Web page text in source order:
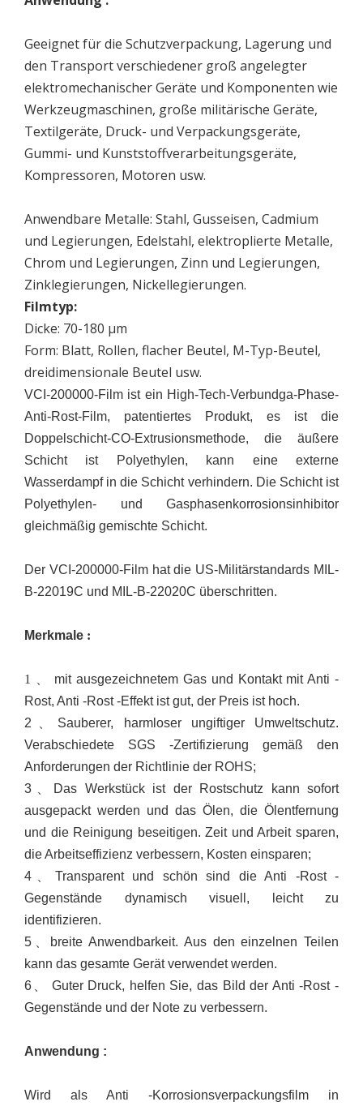
Geeignet für die Schutzverpackung, Lagerung und
den Transport verschiedener groß angelegter
elektromechanischer Geräte und Komponenten wie
Werkzeugmaschinen, große militärische Geräte,
Textilgeräte, Druck- und Verpackungsgeräte,
Gummi- und Kunststoffverarbeitungsgeräte,
Kompressoren, Motoren usw.
Anwendbare Metalle: Stahl, Gusseisen, Cadmium
und Legierungen, Edelstahl, elektroplierte Metalle,
Chrom und Legierungen, Zinn und Legierungen,
Zinklegierungen, Nickellegierungen.
Filmtyp:
Dicke: 70-180 μm
Form: Blatt, Rollen, flacher Beutel, M-Typ-Beutel,
dreidimensionale Beutel usw.
VCI-200000-Film ist ein High-Tech-Verbundga-Phase-
Anti-Rost-Film, patentiertes Produkt, es ist die
Doppelschicht-CO-Extrusionsmethode, die äußere
Schicht ist Polyethylen, kann eine externe
Wasserdampf in die Schicht verhindern. Die Schicht ist
Polyethylen- und Gasphasenkorrosionsinhibitor
gleichmäßig gemischte Schicht.
Der VCI-200000-Film hat die US-Militärstandards MIL-
B-22019C und MIL-B-22020C überschritten.
Merkmale :
1 、 mit ausgezeichnetem Gas und Kontakt mit Anti -
Rost, Anti -Rost -Effekt ist gut, der Preis ist hoch.
2
Sauberer, harmloser ungiftiger Umweltschutz.
Verabschiedete SGS -Zertifizierung gemäß den
Anforderungen der Richtlinie der ROHS;
3
Das Werkstück ist der Rostschutz kann sofort
ausgepackt werden und das Ölen, die Ölentfernung
und die Reinigung beseitigen. Zeit und Arbeit sparen,
die Arbeitseffizienz verbessern, Kosten einsparen;
4
Transparent und schön sind die Anti -Rost -
Gegenstände dynamisch visuell, leicht zu
identifizieren.
5
breite Anwendbarkeit. Aus den einzelnen Teilen
kann das gesamte Gerät verwendet werden.
6
Guter Druck, helfen Sie, das Bild der Anti -Rost -
Gegenstände und der Note zu verbessern.
Anwendung :
Wird als Anti -Korrosionsverpackungsfilm in